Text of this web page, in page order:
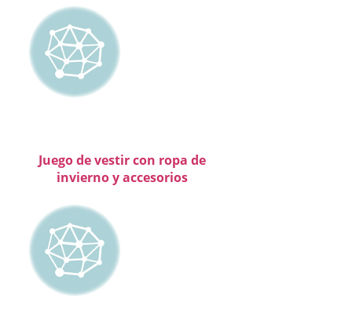
Juego de vestir con ropa de
invierno y accesorios